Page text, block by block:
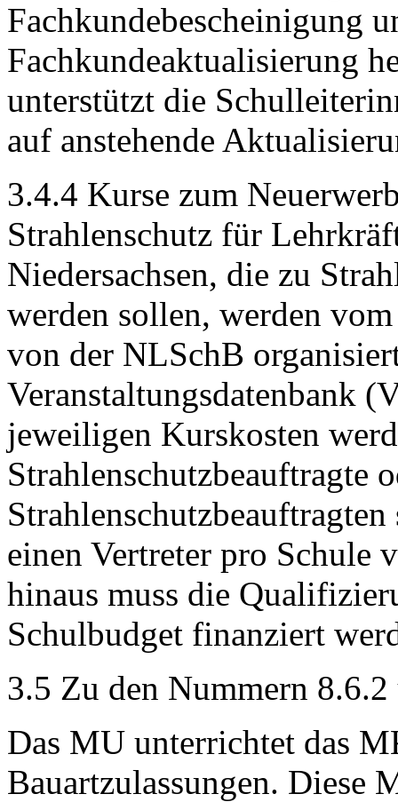
Fachkundebescheinigung
Fachkundeaktualisierung
unterstützt die
auf anstehende
3.4.4 Kurse zum
Strahlenschutz für
Niedersachsen, die zu
werden sollen, werden
von der NLSchB
Veranstaltungsdatenbank
jeweiligen Kurskosten
Strahlenschutzbeauftragte
einen Vertreter pro Schule
hinaus muss die
Schulbudget finanziert
3.5 Zu den Nummern
Das MU unterrichtet das
Bauartzulassungen. Diese